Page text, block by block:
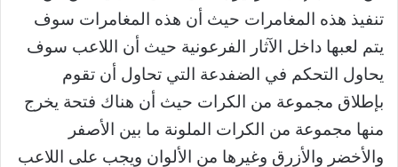
تنفيذ هذه المغامرات حيث أن هذه المغامرات سوف
يتم لعبها داخل الآثار الفرعونية حيث أن اللاعب سوف
يحاول التحكم في الضفدعة التي تحاول أن تقوم
بإطلاق مجموعة من الكرات حيث أن هناك فتحة يخرج
منها مجموعة من الكرات الملونة ما بين الأصفر
والأخضر والأزرق وغيرها من الألوان ويجب على اللاعب